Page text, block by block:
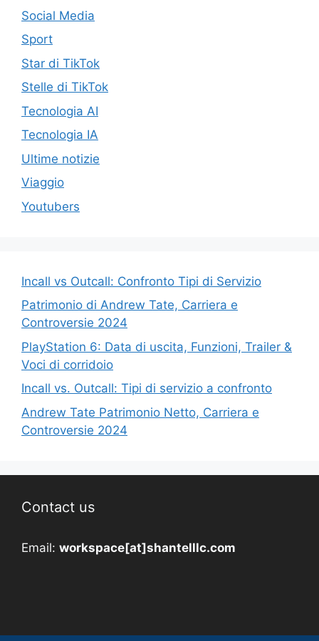
Social Media
Sport
Star di TikTok
Stelle di TikTok
Tecnologia AI
Tecnologia IA
Ultime notizie
Viaggio
Youtubers
Incall vs Outcall: Confronto Tipi di Servizio
Patrimonio di Andrew Tate, Carriera e
Controversie 2024
PlayStation 6: Data di uscita, Funzioni, Trailer &
Voci di corridoio
Incall vs. Outcall: Tipi di servizio a confronto
Andrew Tate Patrimonio Netto, Carriera e
Controversie 2024
Contact us
Email: workspace[at]shantelllc.com